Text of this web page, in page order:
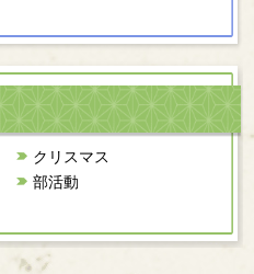
クリスマス
部活動